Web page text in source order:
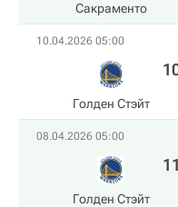
Сакраменто
10.04.2026 05:00
Голден Стэйт
08.04.2026 05:00
Голден Стэйт